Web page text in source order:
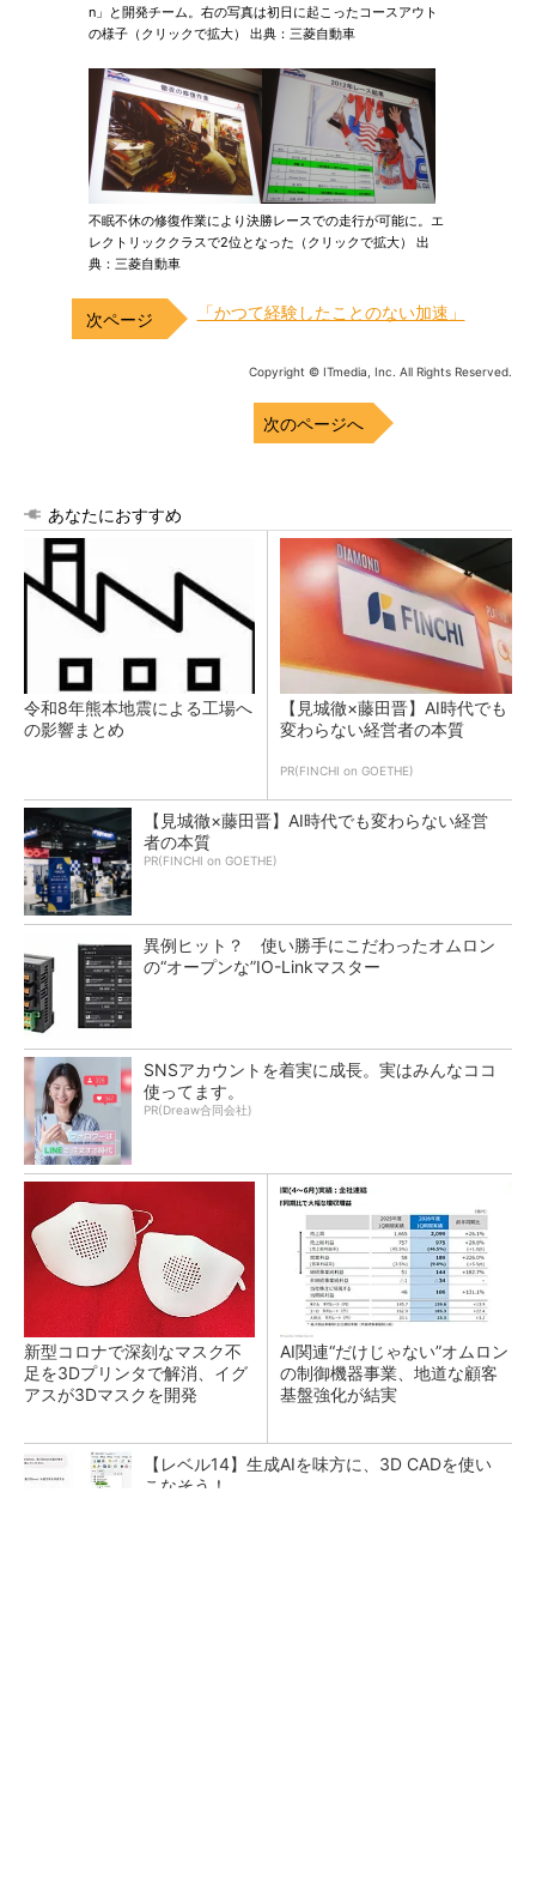
n」と開発チーム。右の写真は初日に起こったコースアウト
の様子（クリックで拡大） 出典：三菱自動車
不眠不休の修復作業により決勝レースでの走行が可能に。エ
レクトリッククラスで2位となった（クリックで拡大） 出
典：三菱自動車
「かつて経験したことのない加速」
Copyright © ITmedia, Inc. All Rights Reserved.
次のページへ
あなたにおすすめ
令和8年熊本地震による工場へ
の影響まとめ
【見城徹×藤田晋】AI時代でも
変わらない経営者の本質
PR(FINCHI on GOETHE)
【見城徹×藤田晋】AI時代でも変わらない経営
者の本質
PR(FINCHI on GOETHE)
異例ヒット？ 使い勝手にこだわったオムロン
の“オープンな”IO-Linkマスター
SNSアカウントを着実に成長。実はみんなココ
使ってます。
PR(Dreaw合同会社)
新型コロナで深刻なマスク不
足を3Dプリンタで解消、イグ
アスが3Dマスクを開発
AI関連“だけじゃない”オムロン
の制御機器事業、地道な顧客
基盤強化が結実
【レベル14】生成AIを味方に、3D CADを使い
こなそう！